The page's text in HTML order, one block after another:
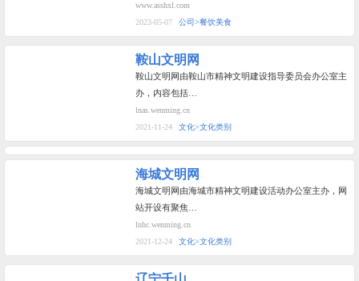
www.asshxl.com
2023-05-07
公司>餐饮美食
鞍山文明网
鞍山文明网由鞍山市精神文明建设指导委员会办公室主
办，内容包括…
lnas.wenming.cn
2021-11-24
文化>文化类别
海城文明网
海城文明网由海城市精神文明建设活动办公室主办，网
站开设有聚焦…
lnhc.wenming.cn
2021-12-24
文化>文化类别